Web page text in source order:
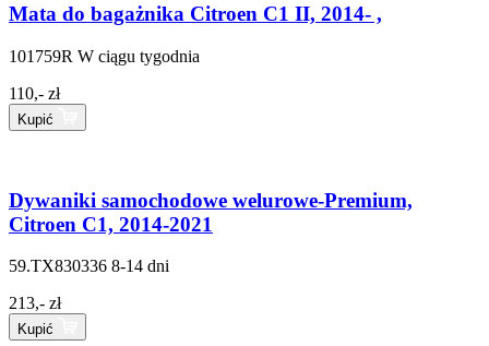
Mata do bagażnika Citroen C1 II, 2014- ,
101759R W ciągu tygodnia
110,- zł
Kupić
Dywaniki samochodowe welurowe-Premium,
Citroen C1, 2014-2021
59.TX830336 8-14 dni
213,- zł
Kupić